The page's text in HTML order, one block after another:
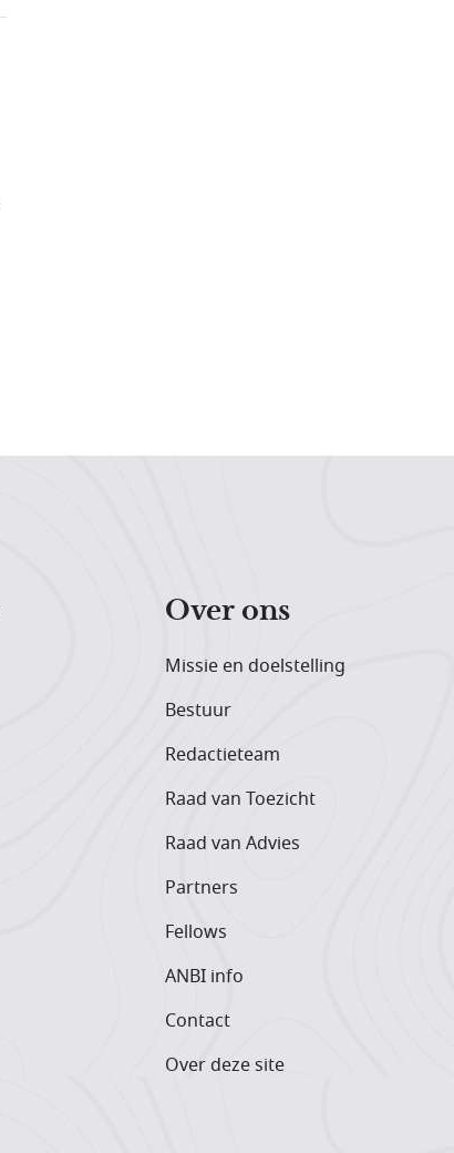
Over ons
Missie en doelstelling
Bestuur
Redactieteam
Raad van Toezicht
Raad van Advies
Partners
Fellows
ANBI info
Contact
Over deze site